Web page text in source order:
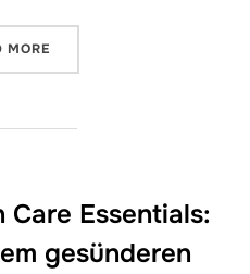
MORE
Essentials:
gesünderen